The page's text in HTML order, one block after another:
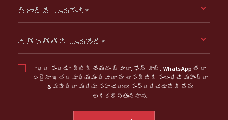
బ్రాండ్ని ఎంచుకోండి*
ఉత్పత్తిని ఎంచుకోండి*
“ధర పొందండి” క్లిక్ చేయడం ద్వారా, ఫోన్ కాల్, WhatsApp లేదా
ఏదైనా ఇతర మాధ్యమం ద్వారా నా ఆసక్తికి సంబంధించి మహీంద్రా
& మహీంద్రా మరియు సహచరులు సంప్రదించడానికి నేను
అంగీకరిస్తున్నాను.